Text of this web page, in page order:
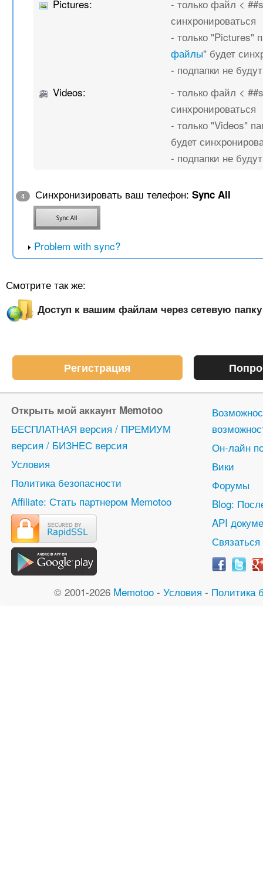
Pictures:
- только файл <
синхронироваться
- только "Pictures"
файлы" будет
- подпапки не
Videos:
- только файл <
синхронироваться
- только "Videos"
будет
- подпапки не
4 Синхронизировать ваш телефон:Sync All
Problem with sync?
Смотрите так же:
Доступ к вашим файлам через сетевую папку
Регистрация
Открыть мой аккаунт Memotoo
БЕСПЛАТНАЯ версия / ПРЕМИУМ
версия / БИЗНЕС версия
Условия
Политика безопасности
Affiliate: Стать партнером Memotoo
Он-лайн
Вики
Форумы
Blog:
API
© 2001-2026 Memotoo - Условия - Политика